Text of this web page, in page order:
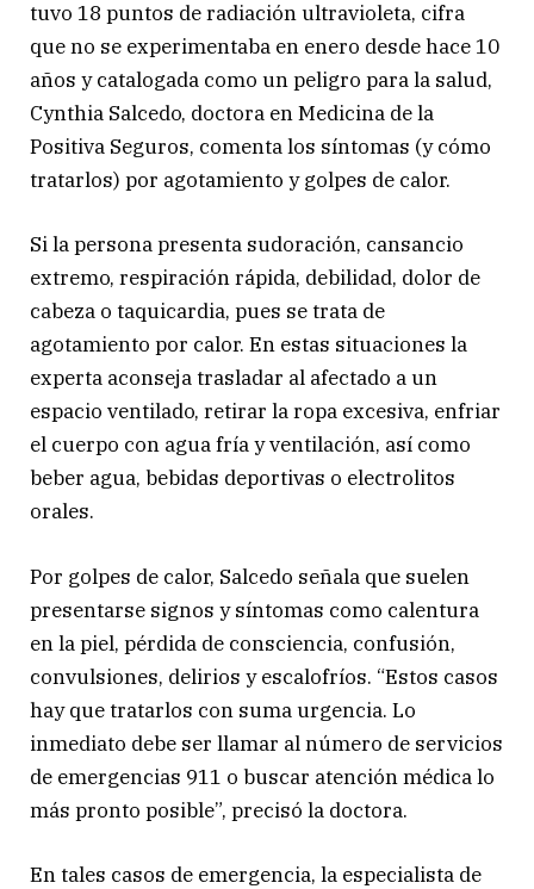
tuvo 18 puntos de radiación ultravioleta, cifra
que no se experimentaba en enero desde hace 10
años y catalogada como un peligro para la salud,
Cynthia Salcedo, doctora en Medicina de la
Positiva Seguros, comenta los síntomas (y cómo
tratarlos) por agotamiento y golpes de calor.
Si la persona presenta sudoración, cansancio
extremo, respiración rápida, debilidad, dolor de
cabeza o taquicardia, pues se trata de
agotamiento por calor. En estas situaciones la
experta aconseja trasladar al afectado a un
espacio ventilado, retirar la ropa excesiva, enfriar
el cuerpo con agua fría y ventilación, así como
beber agua, bebidas deportivas o electrolitos
orales.
Por golpes de calor, Salcedo señala que suelen
presentarse signos y síntomas como calentura
en la piel, pérdida de consciencia, confusión,
convulsiones, delirios y escalofríos. “Estos casos
hay que tratarlos con suma urgencia. Lo
inmediato debe ser llamar al número de servicios
de emergencias 911 o buscar atención médica lo
más pronto posible”, precisó la doctora.
En tales casos de emergencia, la especialista de